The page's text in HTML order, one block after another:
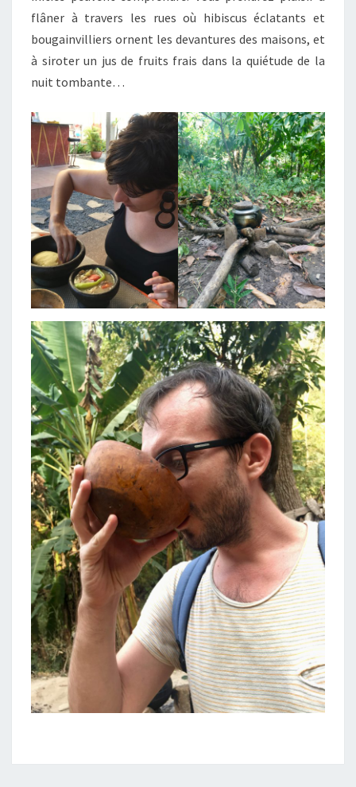
flâner à travers les rues où hibiscus éclatants et
bougainvilliers ornent les devantures des maisons, et
à siroter un jus de fruits frais dans la quiétude de la
nuit tombante…